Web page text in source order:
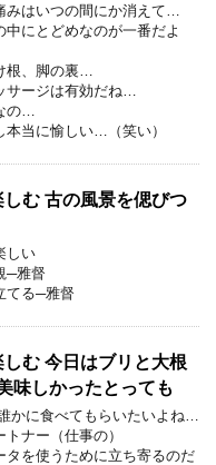
はいつの間にか消えて…
にとどめなのが一番だよ
根、脚の裏…
サージは有効だね…
の…
当に愉しい…（笑い）
む 古の風景を偲びつ
しい
─雅督
てる─雅督
む 今日はブリと大根
味しかったとっても
かに食べてもらいたいよね…
ナー（仕事の）
タを使うために立ち寄るのだ